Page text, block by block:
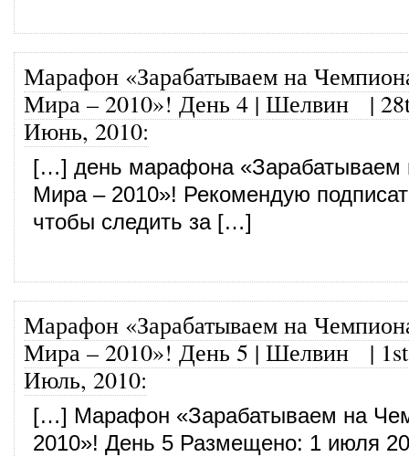
Марафон «Зарабатываем на
Мира – 2010»! День 4 | Шелвин|
Июнь, 2010:
[…] день марафона «Зарабатываем
Мира – 2010»! Рекомендую
чтобы следить за […]
Марафон «Зарабатываем на
Мира – 2010»! День 5 | Шелвин|1st
Июль, 2010:
[…] Марафон «Зарабатываем на
2010»! День 5 Размещено: 1 июля